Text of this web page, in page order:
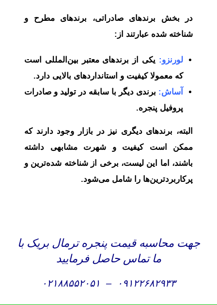
در بخش برندهای صادراتی، برندهای مطرح و
شناخته شده عبارتند از:
لورنزو: یکی از برندهای معتبر بین‌المللی است
که معمولا کیفیت و استانداردهای بالایی دارد.
آساش: برندی دیگر با سابقه در تولید و صادرات
پروفیل پنجره.
البته، برندهای دیگری نیز در بازار وجود دارند که
ممکن است کیفیت و شهرت مشابهی داشته
باشند، اما این لیست، برخی از شناخته شده‌ترین و
پرکاربردترین‌ها را شامل می‌شود.
جهت محاسبه قیمت پنجره ترمال بریک با
ما تماس حاصل فرمایید
۰۹۱۲۲۶۸۲۹۳۳ – ۰۲۱۸۸۵۵۲۰۵۱